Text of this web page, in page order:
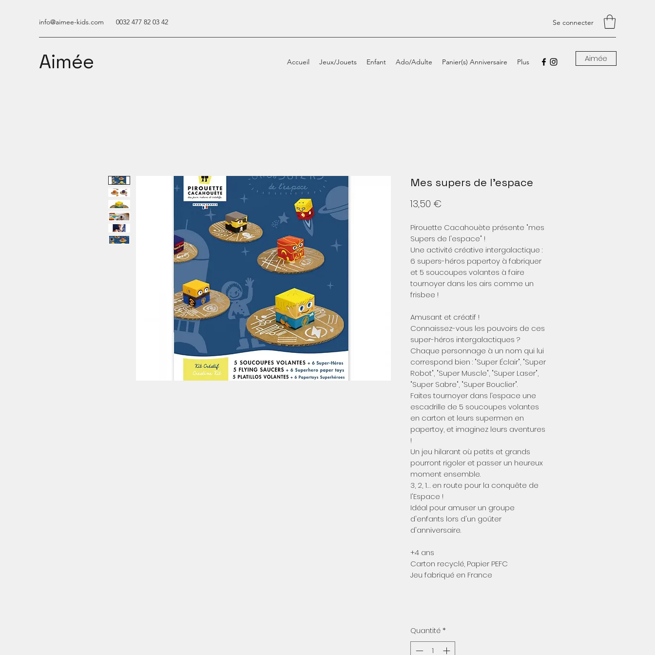
info@aimee-kids.com 0032 477 82 03 42 Se connecter
Aimée Accueil Jeux/Jouets Enfant Ado/Adulte Panier(s) Anniversaire Plus Aimée
Mes supers de l'espace
13,50 €
Pirouette Cacahouète présente "mes
Supers de l'espace" !
Une activité créative intergalactique :
6 supers-héros papertoy à fabriquer
et 5 soucoupes volantes à faire
tournoyer dans les airs comme un
frisbee !
Amusant et créatif !
Connaissez-vous les pouvoirs de ces
super-héros intergalactiques ?
Chaque personnage à un nom qui lui
correspond bien : "Super Éclair", "Super
Robot", "Super Muscle", "Super Laser",
"Super Sabre", "Super Bouclier".
Faites tournoyer dans l’espace une
escadrille de 5 soucoupes volantes
en carton et leurs supermen en
papertoy, et imaginez leurs aventures
!
Un jeu hilarant où petits et grands
pourront rigoler et passer un heureux
moment ensemble.
3, 2, 1… en route pour la conquête de
l'Espace !
Idéal pour amuser un groupe
d'enfants lors d'un goûter
d'anniversaire.
+4 ans
Carton recyclé, Papier PEFC
Jeu fabriqué en France
Quantité *